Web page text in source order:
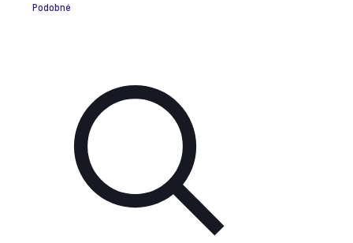
Podobné